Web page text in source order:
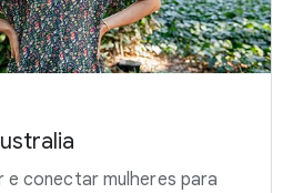
e conectar mulheres para